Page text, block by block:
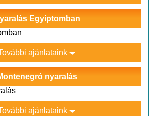
Egyiptomban
ajánlataink
nyaralás
ajánlataink